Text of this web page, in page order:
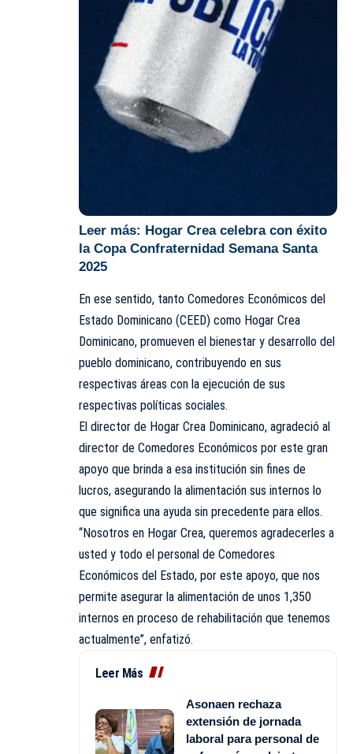
Leer más: Hogar Crea celebra con éxito
la Copa Confraternidad Semana Santa
2025
En ese sentido, tanto Comedores Económicos del
Estado Dominicano (CEED) como Hogar Crea
Dominicano, promueven el bienestar y desarrollo del
pueblo dominicano, contribuyendo en sus
respectivas áreas con la ejecución de sus
respectivas políticas sociales.
El director de Hogar Crea Dominicano, agradeció al
director de Comedores Económicos por este gran
apoyo que brinda a esa institución sin fines de
lucros, asegurando la alimentación sus internos lo
que significa una ayuda sin precedente para ellos.
“Nosotros en Hogar Crea, queremos agradecerles a
usted y todo el personal de Comedores
Económicos del Estado, por este apoyo, que nos
permite asegurar la alimentación de unos 1,350
internos en proceso de rehabilitación que tenemos
actualmente”, enfatizó.
Leer Más
Asonaen rechaza
extensión de jornada
laboral para personal de